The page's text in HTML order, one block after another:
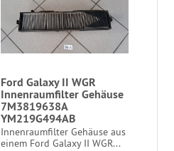
Ford Galaxy II WGR
Innenraumfilter Gehäuse
7M3819638A
YM219G494AB
Innenraumfilter Gehäuse aus
einem Ford Galaxy II WGR...